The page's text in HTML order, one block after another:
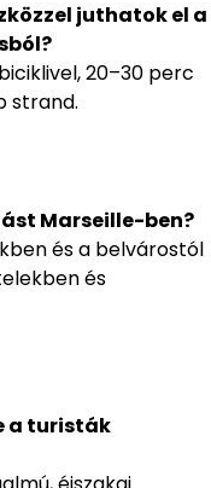
juthatok el a
20–30 perc
strand.
Marseille-ben?
és a belvárostól
és
a turisták